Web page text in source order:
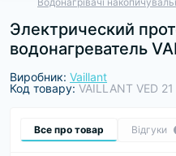
Электрический
водонагреватель
Виробник: Vaillant
Код товару: VAILLANT VED
Все про товар Відгуки